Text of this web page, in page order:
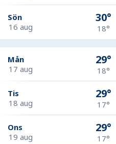
Sön
16 aug
30°
18°
Mån
17 aug
29°
18°
Tis
18 aug
29°
17°
Ons
19 aug
29°
17°